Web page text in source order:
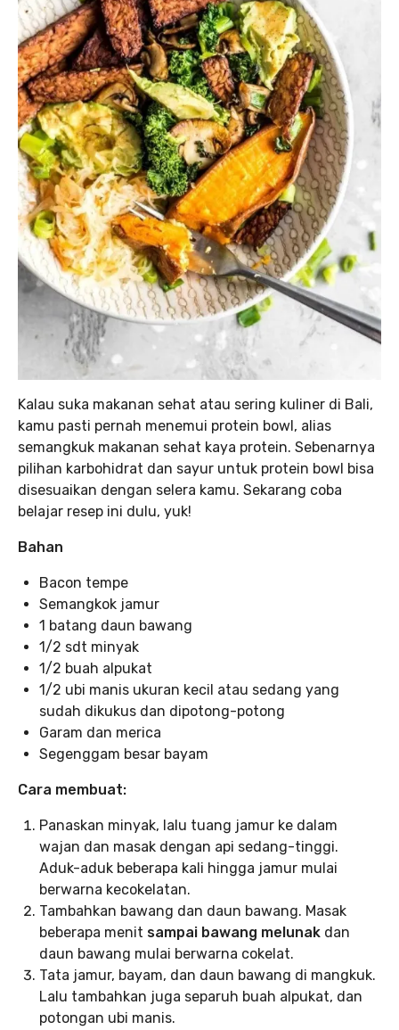
Kalau suka makanan sehat atau sering kuliner di Bali,
kamu pasti pernah menemui protein bowl, alias
semangkuk makanan sehat kaya protein. Sebenarnya
pilihan karbohidrat dan sayur untuk protein bowl bisa
disesuaikan dengan selera kamu. Sekarang coba
belajar resep ini dulu, yuk!
Bahan
Bacon tempe
Semangkok jamur
1 batang daun bawang
1/2 sdt minyak
1/2 buah alpukat
1/2 ubi manis ukuran kecil atau sedang yang
sudah dikukus dan dipotong-potong
Garam dan merica
Segenggam besar bayam
Cara membuat:
Panaskan minyak, lalu tuang jamur ke dalam
wajan dan masak dengan api sedang-tinggi.
Aduk-aduk beberapa kali hingga jamur mulai
berwarna kecokelatan.
Tambahkan bawang dan daun bawang. Masak
beberapa menit sampai bawang melunak dan
daun bawang mulai berwarna cokelat.
Tata jamur, bayam, dan daun bawang di mangkuk.
Lalu tambahkan juga separuh buah alpukat, dan
potongan ubi manis.